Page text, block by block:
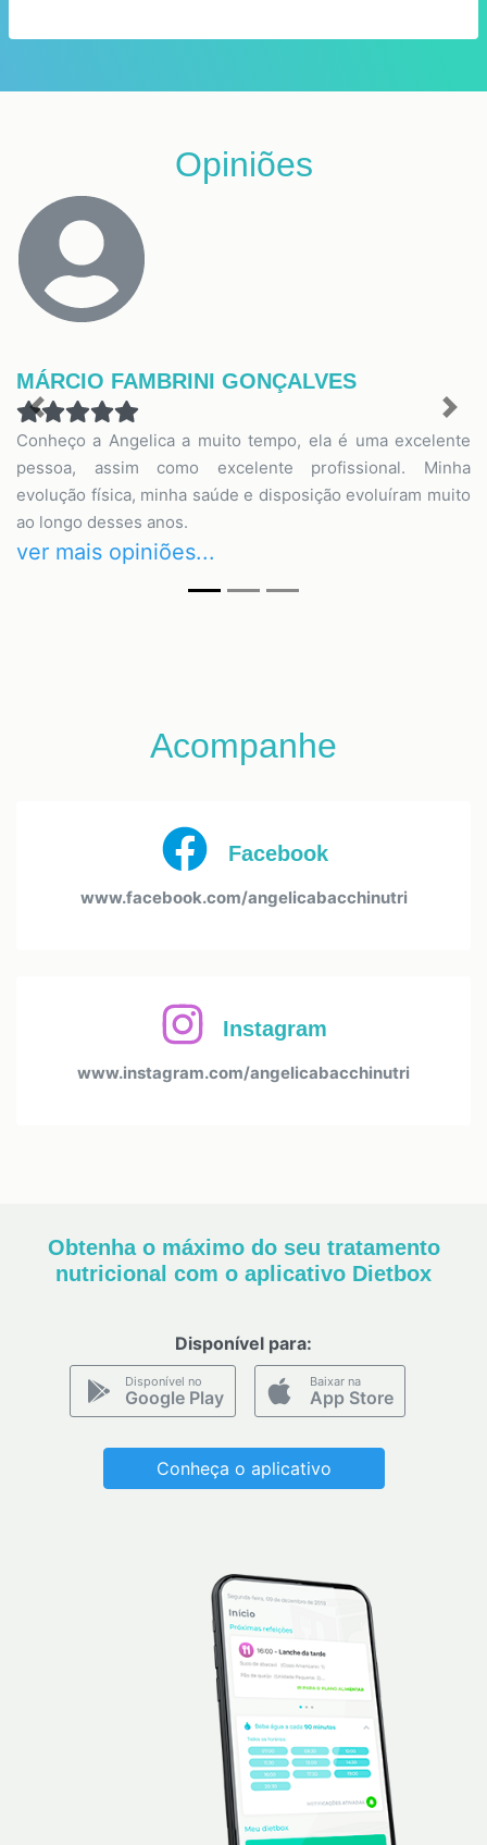
Opiniões
MÁRCIO FAMBRINI GONÇALVES
Conheço a Angelica a muito tempo, ela é uma excelente
pessoa, assim como excelente profissional. Minha
evolução física, minha saúde e disposição evoluíram muito
ao longo desses anos.
ver mais opiniões...
Previous Next
Acompanhe
Facebook
www.facebook.com/angelicabacchinutri
Instagram
www.instagram.com/angelicabacchinutri
Obtenha o máximo do seu tratamento
nutricional com o aplicativo Dietbox
Disponível para:
Disponível no
Google Play
Baixar na
App Store
Conheça o aplicativo